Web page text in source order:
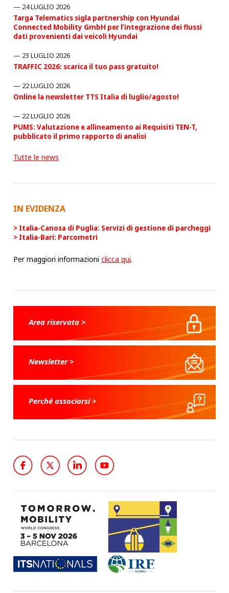
24 LUGLIO 2026
Targa Telematics sigla partnership con Hyundai
Connected Mobility GmbH per l’integrazione dei flussi
dati provenienti dai veicoli Hyundai
23 LUGLIO 2026
TRAFFIC 2026: scarica il tuo pass gratuito!
22 LUGLIO 2026
Online la newsletter TTS Italia di luglio/agosto!
22 LUGLIO 2026
PUMS: Valutazione e allineamento ai Requisiti TEN-T,
pubblicato il primo rapporto di analisi
Tutte le news
IN EVIDENZA
Italia-Canosa di Puglia: Servizi di gestione di parcheggi
Italia-Bari: Parcometri
Per maggiori informazioniclicca qui.
Area riservata >
Newsletter >
Perché associarsi >